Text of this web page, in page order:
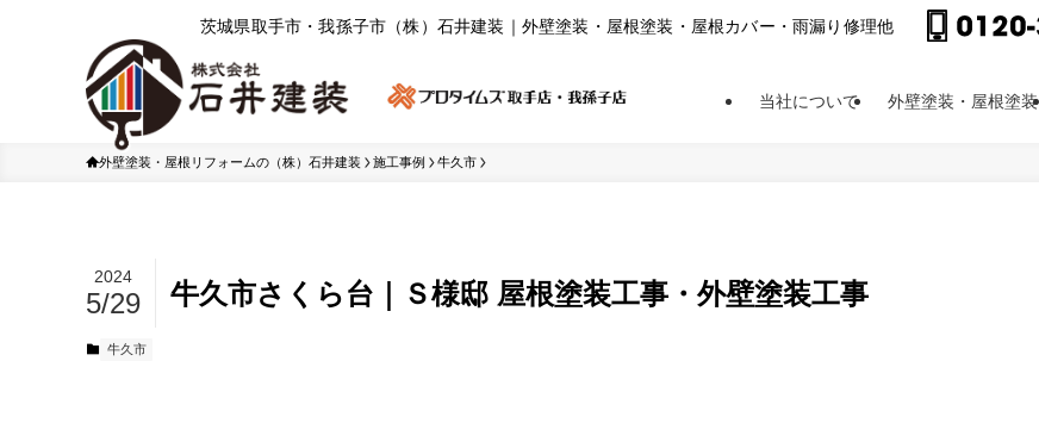
茨城県取⼿市・我孫⼦市（株）⽯井建装｜外壁塗装・屋根塗装・屋根カバー・⾬漏り修理他
当社について 外壁塗装・屋根塗装
外壁塗装・屋根リフォームの（株）石井建装 施工事例 牛久市
牛久市さくら台｜Ｓ様邸 屋根塗装工事・外壁塗装工事
2024
5/29
牛久市